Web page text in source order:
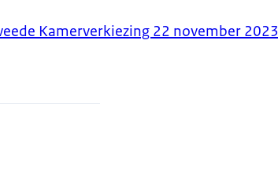
Kamerverkiezing 22 november 2023